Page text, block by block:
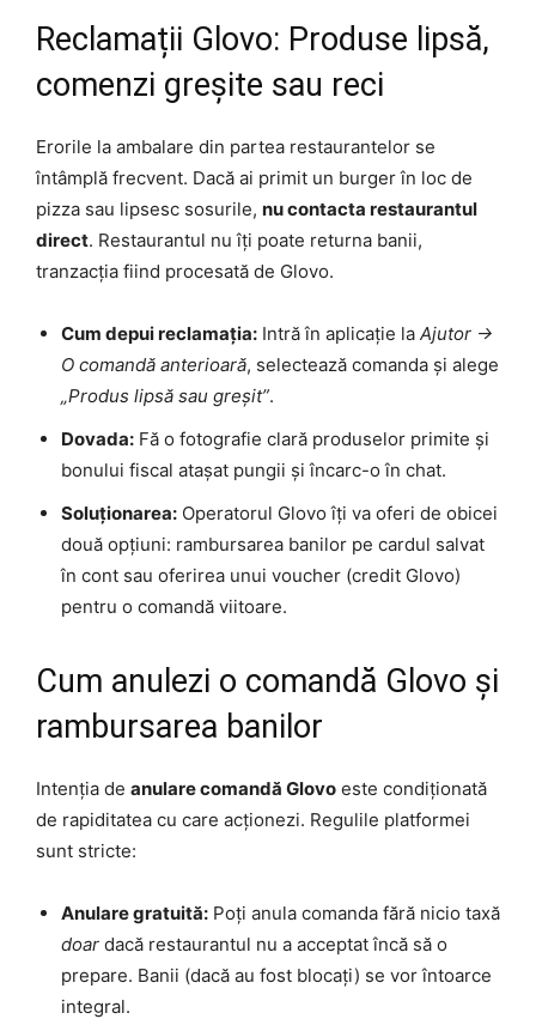
Reclamații Glovo: Produse lipsă,
comenzi greșite sau reci
Erorile la ambalare din partea restaurantelor se
întâmplă frecvent. Dacă ai primit un burger în loc de
pizza sau lipsesc sosurile, nu contacta restaurantul
direct. Restaurantul nu îți poate returna banii,
tranzacția fiind procesată de Glovo.
Cum depui reclamația: Intră în aplicație la Ajutor ->
O comandă anterioară, selectează comanda și alege
„Produs lipsă sau greșit”.
Dovada: Fă o fotografie clară produselor primite și
bonului fiscal atașat pungii și încarc-o în chat.
Soluționarea: Operatorul Glovo îți va oferi de obicei
două opțiuni: rambursarea banilor pe cardul salvat
în cont sau oferirea unui voucher (credit Glovo)
pentru o comandă viitoare.
Cum anulezi o comandă Glovo și
rambursarea banilor
Intenția de anulare comandă Glovo este condiționată
de rapiditatea cu care acționezi. Regulile platformei
sunt stricte:
Anulare gratuită: Poți anula comanda fără nicio taxă
doar dacă restaurantul nu a acceptat încă să o
prepare. Banii (dacă au fost blocați) se vor întoarce
integral.